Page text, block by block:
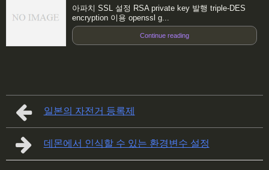
아파치 SSL 설정 RSA private key 발행 triple-DES
encryption 이용 openssl g...
Continue reading
일본의 자전거 등록제
데몬에서 인식할 수 있는 환경변수 설정